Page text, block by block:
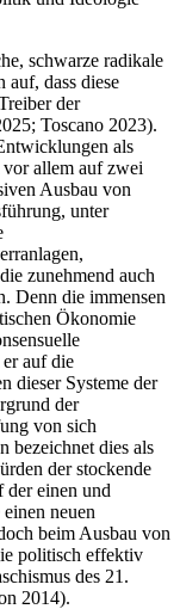
schwarze radikale
dass diese
der
Toscano 2023).
als
vor allem auf zwei
Ausbau von
unter
zunehmend auch
Denn die immensen
Ökonomie
auf die
dieser Systeme der
der
von sich
bezeichnet dies als
der stockende
der einen und
neuen
beim Ausbau von
politisch effektiv
des 21.
2014).